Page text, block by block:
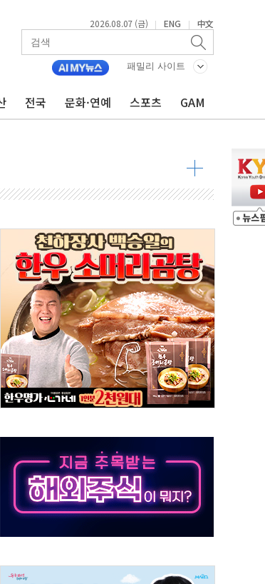
2026.08.07 (금) | ENG | 中文
패밀리 사이트
전국 문화·연예 스포츠 GAM
고유가·금리·입법 지연 '삼중 부담'
랐지만 빈그룹이 상쇄
또 다른 중동 화약고
줌인]
선·대선 직격탄' 우려
범 체포
화